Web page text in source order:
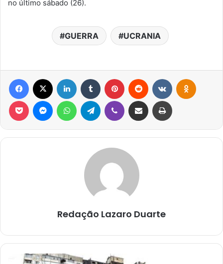
no último sábado (26).
GUERRA UCRANIA
Facebook Linkedin Tumblr Pinterest Reddit VK
Pocket MessengerWhatsAppTelegram Viber Compartilhar via e-mail Imprimir
Redação Lazaro Duarte
Ucrânia